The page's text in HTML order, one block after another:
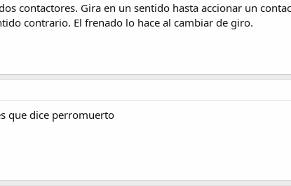
contactores. Gira en un sentido hasta accionar un
contrario. El frenado lo hace al cambiar de giro.
que dice perromuerto